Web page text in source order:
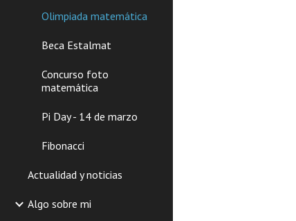
Olimpiada matemática
Beca Estalmat
Concurso foto
matemática
Pi Day - 14 de marzo
Fibonacci
Actualidad y noticias
Algo sobre mi